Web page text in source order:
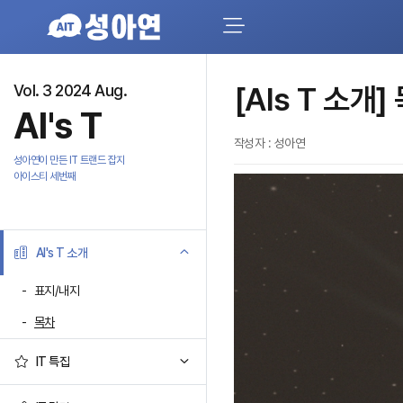
Vol. 3 2024 Aug.
AI's T
성아연이 만든 IT 트랜드 잡지
아이스티 세번째
AI's T 소개
표지/내지
목차
IT 특집
[AIs T 소개]
작성자 : 성아연